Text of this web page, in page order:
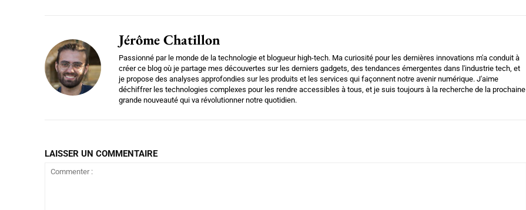
Jérôme Chatillon
Passionné par le monde de la technologie et blogueur high-tech. Ma curiosité pour les dernières innovations m'a conduit à
créer ce blog où je partage mes découvertes sur les derniers gadgets, des tendances émergentes dans l'industrie tech, et
je propose des analyses approfondies sur les produits et les services qui façonnent notre avenir numérique. J'aime
déchiffrer les technologies complexes pour les rendre accessibles à tous, et je suis toujours à la recherche de la prochaine
grande nouveauté qui va révolutionner notre quotidien.
LAISSER UN COMMENTAIRE